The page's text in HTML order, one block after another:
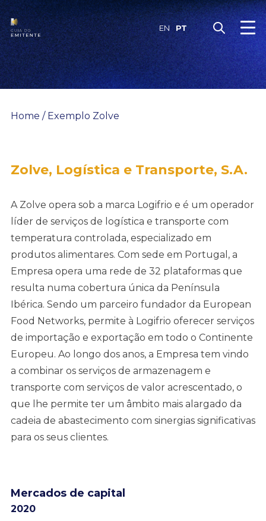
Skip
to
content
EN PT
Home / Exemplo Zolve
Zolve, Logística e Transporte, S.A.
A Zolve opera sob a marca Logifrio e é um operador
líder de serviços de logística e transporte com
temperatura controlada, especializado em
produtos alimentares. Com sede em Portugal, a
Empresa opera uma rede de 32 plataformas que
resulta numa cobertura única da Península
Ibérica. Sendo um parceiro fundador da European
Food Networks, permite à Logifrio oferecer serviços
de importação e exportação em todo o Continente
Europeu. Ao longo dos anos, a Empresa tem vindo
a combinar os serviços de armazenagem e
transporte com serviços de valor acrescentado, o
que lhe permite ter um âmbito mais alargado da
cadeia de abastecimento com sinergias significativas
para os seus clientes.
Mercados de capital
2020